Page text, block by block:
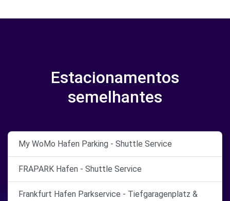
Estacionamentos
semelhantes
My WoMo Hafen Parking - Shuttle Service
FRAPARK Hafen - Shuttle Service
Frankfurt Hafen Parkservice - Tiefgaragenplatz &